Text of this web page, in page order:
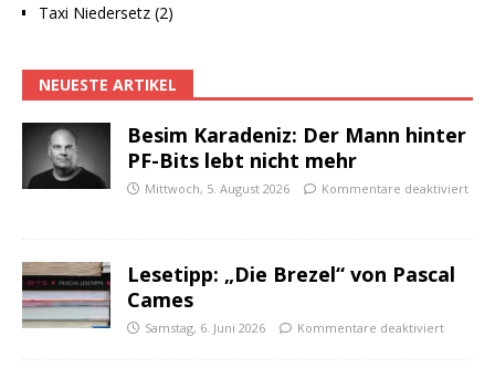
Taxi Niedersetz (2)
NEUESTE ARTIKEL
Besim Karadeniz: Der Mann hinter
PF-Bits lebt nicht mehr
Mittwoch, 5. August 2026 Kommentare deaktiviert
Lesetipp: „Die Brezel“ von Pascal
Cames
Samstag, 6. Juni 2026 Kommentare deaktiviert